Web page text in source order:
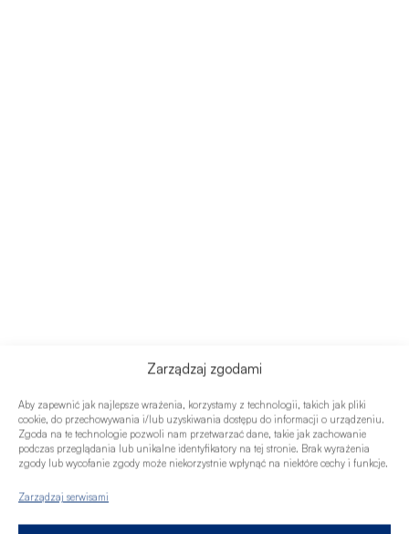
Zarządzaj zgodami
Aby zapewnić jak najlepsze wrażenia, korzystamy z technologii, takich jak pliki
cookie, do przechowywania i/lub uzyskiwania dostępu do informacji o urządzeniu.
Zgoda na te technologie pozwoli nam przetwarzać dane, takie jak zachowanie
podczas przeglądania lub unikalne identyfikatory na tej stronie. Brak wyrażenia
zgody lub wycofanie zgody może niekorzystnie wpłynąć na niektóre cechy i funkcje.
Zarządzaj serwisami